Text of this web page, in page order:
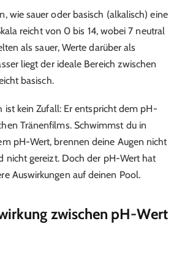
wie sauer oder basisch (alkalisch) eine
reicht von 0 bis 14, wobei 7 neutral
als sauer, Werte darüber als
liegt der ideale Bereich zwischen
basisch.
ist kein Zufall: Er entspricht dem pH-
Tränenfilms. Schwimmst du in
pH-Wert, brennen deine Augen nicht
nicht gereizt. Doch der pH-Wert hat
Auswirkungen auf deinen Pool.
zwischen pH-Wert